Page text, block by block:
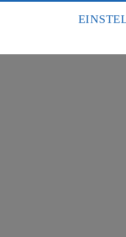
nach europäischen Standards
eines Zugriffs durch US-